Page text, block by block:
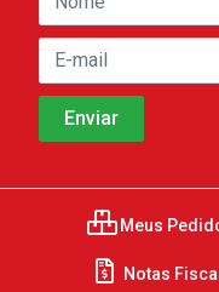
Meus
Notas